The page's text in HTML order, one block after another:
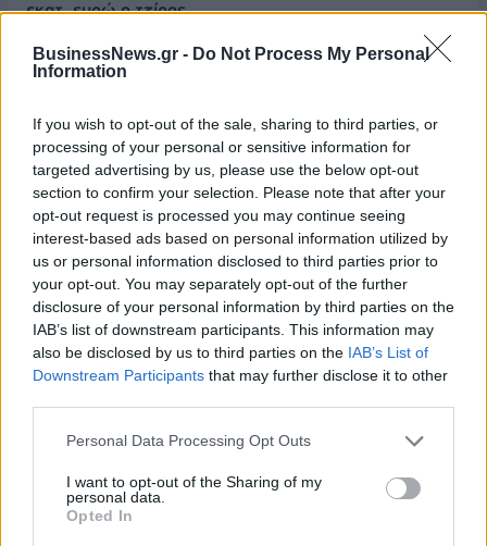
BusinessNews.gr - Do Not Process My Personal
Information
If you wish to opt-out of the sale, sharing to third parties, or
processing of your personal or sensitive information for
targeted advertising by us, please use the below opt-out
section to confirm your selection. Please note that after your
opt-out request is processed you may continue seeing
interest-based ads based on personal information utilized by
us or personal information disclosed to third parties prior to
your opt-out. You may separately opt-out of the further
disclosure of your personal information by third parties on the
IAB’s list of downstream participants. This information may
also be disclosed by us to third parties on the IAB’s List of
Downstream Participants that may further disclose it to other
Personal Data Processing Opt Outs
I want to opt-out of the Sharing of my
personal data.
Opted In
εκατ. ευρώ ο τζίρος
ΟΠΕΚΑ: Αύριο η δεύτερη πληρωμή των δικαιούχων
06/08/2026 - 17:40 ΟΙΚΟΝΟΜΙΑ
Κυβερνητική Επιτροπή Βιομηχανίας- Κ. Μητσοτάκης:
Στρατηγική προτεραιότητα η ενίσχυση της
βιομηχανίας
06/08/2026 - 17:18 ΠΟΛΙΤΙΚΗ
Από τις 28 Αυγούστου η ψηφιακή ενεργοποίηση της
Κάρτας Αγρότη μέσω της ΕΑΕ 2026
06/08/2026 - 16:51 ΟΙΚΟΝΟΜΙΑ
Eurobank: Εξελίξεις και προοπτικές στις αγορές
πετρελαίου και φυσικού αερίου στην Ευρώπη
06/08/2026 - 16:20 ΕΝΕΡΓΕΙΑ
Οι ελληνικές scale-ups επιχειρήσεις στρέφονται
στην ανάπτυξη - Μεγαλύτερη πρόκληση η
προσέλκυση πελατών